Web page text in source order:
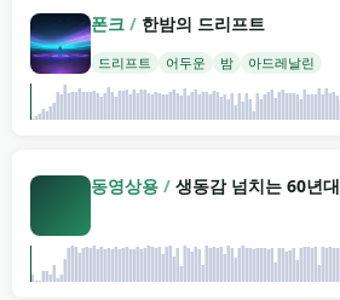
폰크 / 한밤의 드리프트
드리프트 어두운 밤 아드레날린
동영상용 / 생동감 넘치는 60년대